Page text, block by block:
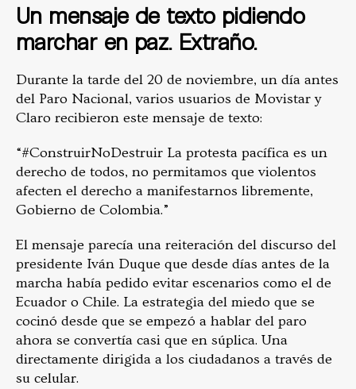
Un mensaje de texto pidiendo
marchar en paz. Extraño.
Durante la tarde del 20 de noviembre, un día antes
del Paro Nacional, varios usuarios de Movistar y
Claro recibieron este mensaje de texto:
“#ConstruirNoDestruir La protesta pacífica es un
derecho de todos, no permitamos que violentos
afecten el derecho a manifestarnos libremente,
Gobierno de Colombia.”
El mensaje parecía una reiteración del discurso del
presidente Iván Duque que desde días antes de la
marcha había pedido evitar escenarios como el de
Ecuador o Chile. La estrategia del miedo que se
cocinó desde que se empezó a hablar del paro
ahora se convertía casi que en súplica. Una
directamente dirigida a los ciudadanos a través de
su celular.